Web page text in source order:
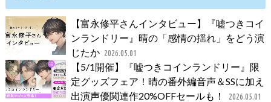
【富永修平さんインタビュー】『嘘つきコイ
ンランドリー』晴の「感情の揺れ」をどう演
じたか 2026.05.01
【5/1開催】『嘘つきコインランドリー』限
定グッズフェア！晴の番外編音声＆SSに加え
出演声優関連作20%OFFセールも！
2026.05.01